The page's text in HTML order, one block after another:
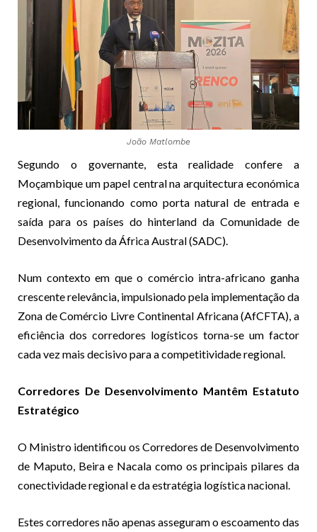
João Matlombe
Segundo o governante, esta realidade confere a
Moçambique um papel central na arquitectura económica
regional, funcionando como porta natural de entrada e
saída para os países do hinterland da Comunidade de
Desenvolvimento da África Austral (SADC).
Num contexto em que o comércio intra-africano ganha
crescente relevância, impulsionado pela implementação da
Zona de Comércio Livre Continental Africana (AfCFTA), a
eficiência dos corredores logísticos torna-se um factor
cada vez mais decisivo para a competitividade regional.
Corredores De Desenvolvimento Mantêm Estatuto
Estratégico
O Ministro identificou os Corredores de Desenvolvimento
de Maputo, Beira e Nacala como os principais pilares da
conectividade regional e da estratégia logística nacional.
Estes corredores não apenas asseguram o escoamento das